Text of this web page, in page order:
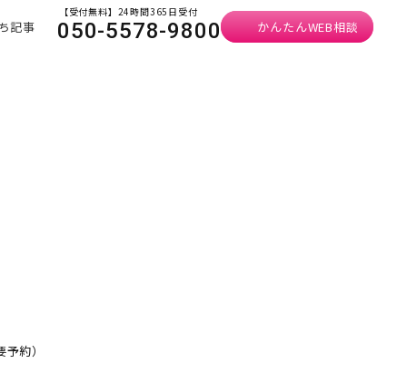
記事
【受付無料】24時間365日受付
050-5578-9800 かんたんWEB相談
約）